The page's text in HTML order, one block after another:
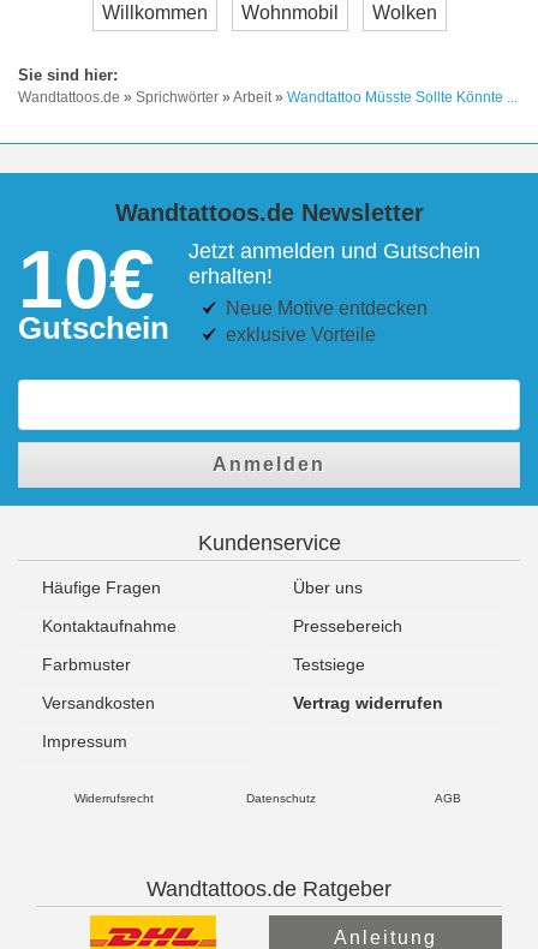
Willkommen Wohnmobil Wolken
Wandtattoos.de » Sprichwörter » Arbeit » Wandtattoo Müsste Sollte Könnte ...
Wandtattoos.de Newsletter
10€
Gutschein
Jetzt anmelden und Gutschein
erhalten!
Neue Motive entdecken
exklusive Vorteile
Anmelden
Kundenservice
Häufige Fragen
Über uns
Kontaktaufnahme
Pressebereich
Farbmuster
Testsiege
Versandkosten
Vertrag widerrufen
Impressum
Widerrufsrecht Datenschutz AGB
Wandtattoos.de Ratgeber
Anleitung